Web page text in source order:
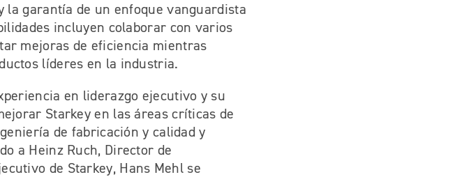
la garantía de un enfoque vanguardista
incluyen colaborar con varios
mejoras de eficiencia mientras
líderes en la industria.
en liderazgo ejecutivo y su
Starkey en las áreas críticas de
de fabricación y calidad y
a Heinz Ruch, Director de
de Starkey, Hans Mehl se